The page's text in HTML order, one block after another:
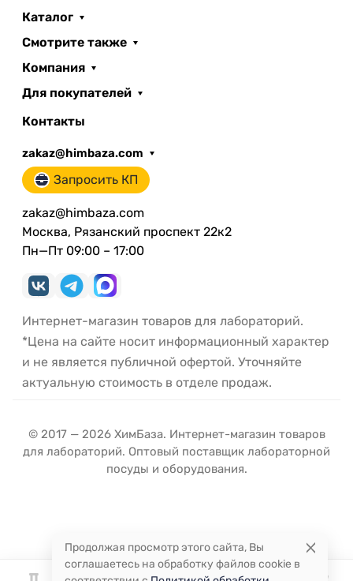
Каталог
Смотрите также
Компания
Для покупателей
Контакты
zakaz@himbaza.com
Запросить КП
zakaz@himbaza.com
Москва, Рязанский проспект 22к2
Пн—Пт 09:00 – 17:00
Интернет-магазин товаров для лабораторий.
*Цена на сайте носит информационный характер
и не является публичной офертой. Уточняйте
актуальную стоимость в отделе продаж.
© 2017 — 2026 ХимБаза. Интернет-магазин товаров
для лабораторий. Оптовый поставщик лабораторной
посуды и оборудования.
Продолжая просмотр этого сайта, Вы
соглашаетесь на обработку файлов cookie в